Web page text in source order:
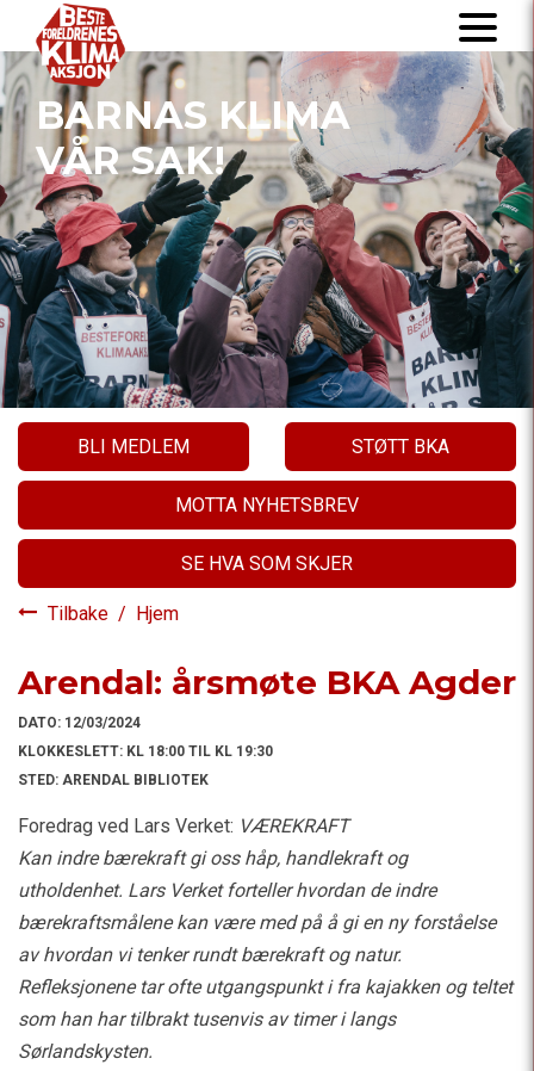
BARNAS KLIMA
VÅR SAK!
BLI MEDLEM STØTT BKA
MOTTA NYHETSBREV
SE HVA SOM SKJER
Tilbake / Hjem
Arendal: årsmøte BKA Agder
DATO: 12/03/2024
KLOKKESLETT: KL 18:00 TIL KL 19:30
STED: ARENDAL BIBLIOTEK
Foredrag ved Lars Verket: VÆREKRAFT
Kan indre bærekraft gi oss håp, handlekraft og
utholdenhet. Lars Verket forteller hvordan de indre
bærekraftsmålene kan være med på å gi en ny forståelse
av hvordan vi tenker rundt bærekraft og natur.
Refleksjonene tar ofte utgangspunkt i fra kajakken og teltet
som han har tilbrakt tusenvis av timer i langs
Sørlandskysten.